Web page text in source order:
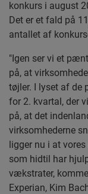
konkurs i august
Det er et fald på
antallet af
"Igen ser vi et
på, at
tøjler. I lyset af
for 2. kvartal, der
på, at det
virksomhederne
ligger nu i at
som hidtil har
vækstrater,
Experian, Kim